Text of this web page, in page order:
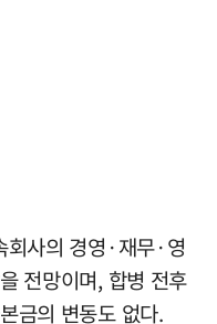
사의 경영·재무·영
전망이며, 합병 전후
금의 변동도 없다.